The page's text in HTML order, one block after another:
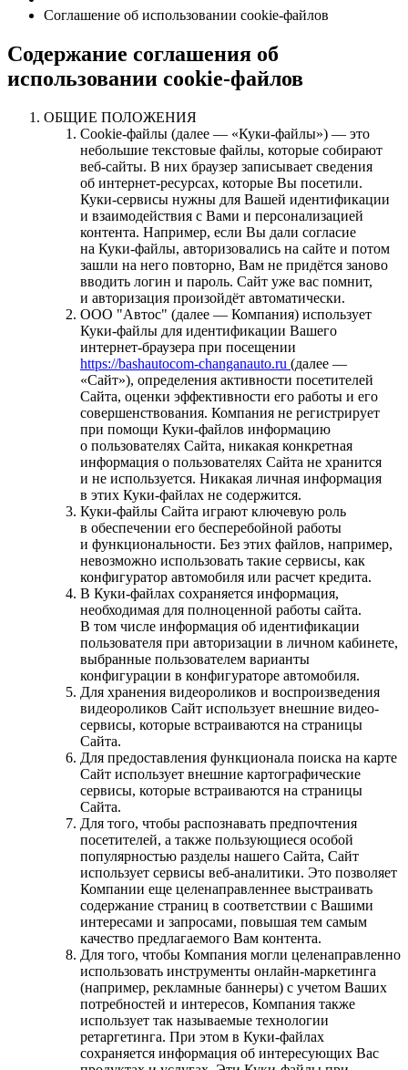
Соглашение об использовании cookie-файлов
Содержание соглашения об
использовании cookie-файлов
ОБЩИЕ ПОЛОЖЕНИЯ
Cookie-файлы (далее — «Куки-файлы») — это
небольшие текстовые файлы, которые собирают
веб-сайты. В них браузер записывает сведения
об интернет-ресурсах, которые Вы посетили.
Куки-сервисы нужны для Вашей идентификации
и взаимодействия с Вами и персонализацией
контента. Например, если Вы дали согласие
на Куки-файлы, авторизовались на сайте и потом
зашли на него повторно, Вам не придётся заново
вводить логин и пароль. Сайт уже вас помнит,
и авторизация произойдёт автоматически.
ООО "Автос" (далее — Компания) использует
Куки-файлы для идентификации Вашего
интернет-браузера при посещении
https://bashautocom-changanauto.ru (далее —
«Сайт»), определения активности посетителей
Сайта, оценки эффективности его работы и его
совершенствования. Компания не регистрирует
при помощи Куки-файлов информацию
о пользователях Сайта, никакая конкретная
информация о пользователях Сайта не хранится
и не используется. Никакая личная информация
в этих Куки-файлах не содержится.
Куки-файлы Сайта играют ключевую роль
в обеспечении его бесперебойной работы
и функциональности. Без этих файлов, например,
невозможно использовать такие сервисы, как
конфигуратор автомобиля или расчет кредита.
В Куки-файлах сохраняется информация,
необходимая для полноценной работы сайта.
В том числе информация об идентификации
пользователя при авторизации в личном кабинете,
выбранные пользователем варианты
конфигурации в конфигураторе автомобиля.
Для хранения видеороликов и воспроизведения
видеороликов Сайт использует внешние видео-
сервисы, которые встраиваются на страницы
Сайта.
Для предоставления функционала поиска на карте
Сайт использует внешние картографические
сервисы, которые встраиваются на страницы
Сайта.
Для того, чтобы распознавать предпочтения
посетителей, а также пользующиеся особой
популярностью разделы нашего Сайта, Сайт
использует сервисы веб-аналитики. Это позволяет
Компании еще целенаправленнее выстраивать
содержание страниц в соответствии с Вашими
интересами и запросами, повышая тем самым
качество предлагаемого Вам контента.
Для того, чтобы Компания могли целенаправленно
использовать инструменты онлайн-маркетинга
(например, рекламные баннеры) с учетом Ваших
потребностей и интересов, Компания также
использует так называемые технологии
ретаргетинга. При этом в Куки-файлах
сохраняется информация об интересующих Вас